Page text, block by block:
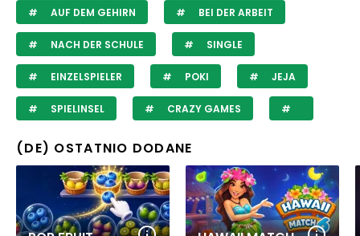
AUF DEM GEHIRN BEI DER ARBEIT
NACH DER SCHULE SINGLE
EINZELSPIELER POKI JEJA
SPIELINSEL CRAZY GAMES
(DE) OSTATNIO DODANE